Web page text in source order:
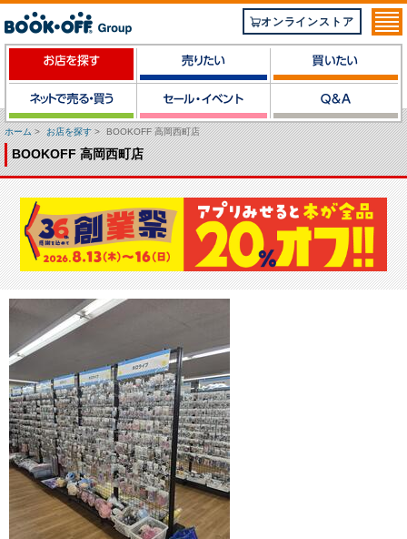
オンラインストア
ホーム> お店を探す> BOOKOFF 高岡西町店
BOOKOFF 高岡西町店